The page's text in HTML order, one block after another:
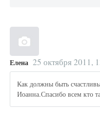
Елена 25 октября 2011,
Как должны быть
Иоанна.Спасибо всем кто